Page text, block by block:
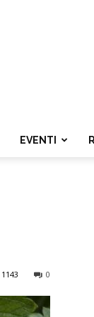
EVENTI
0
1143